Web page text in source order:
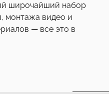
широчайший набор
монтажа видео и
— все это в